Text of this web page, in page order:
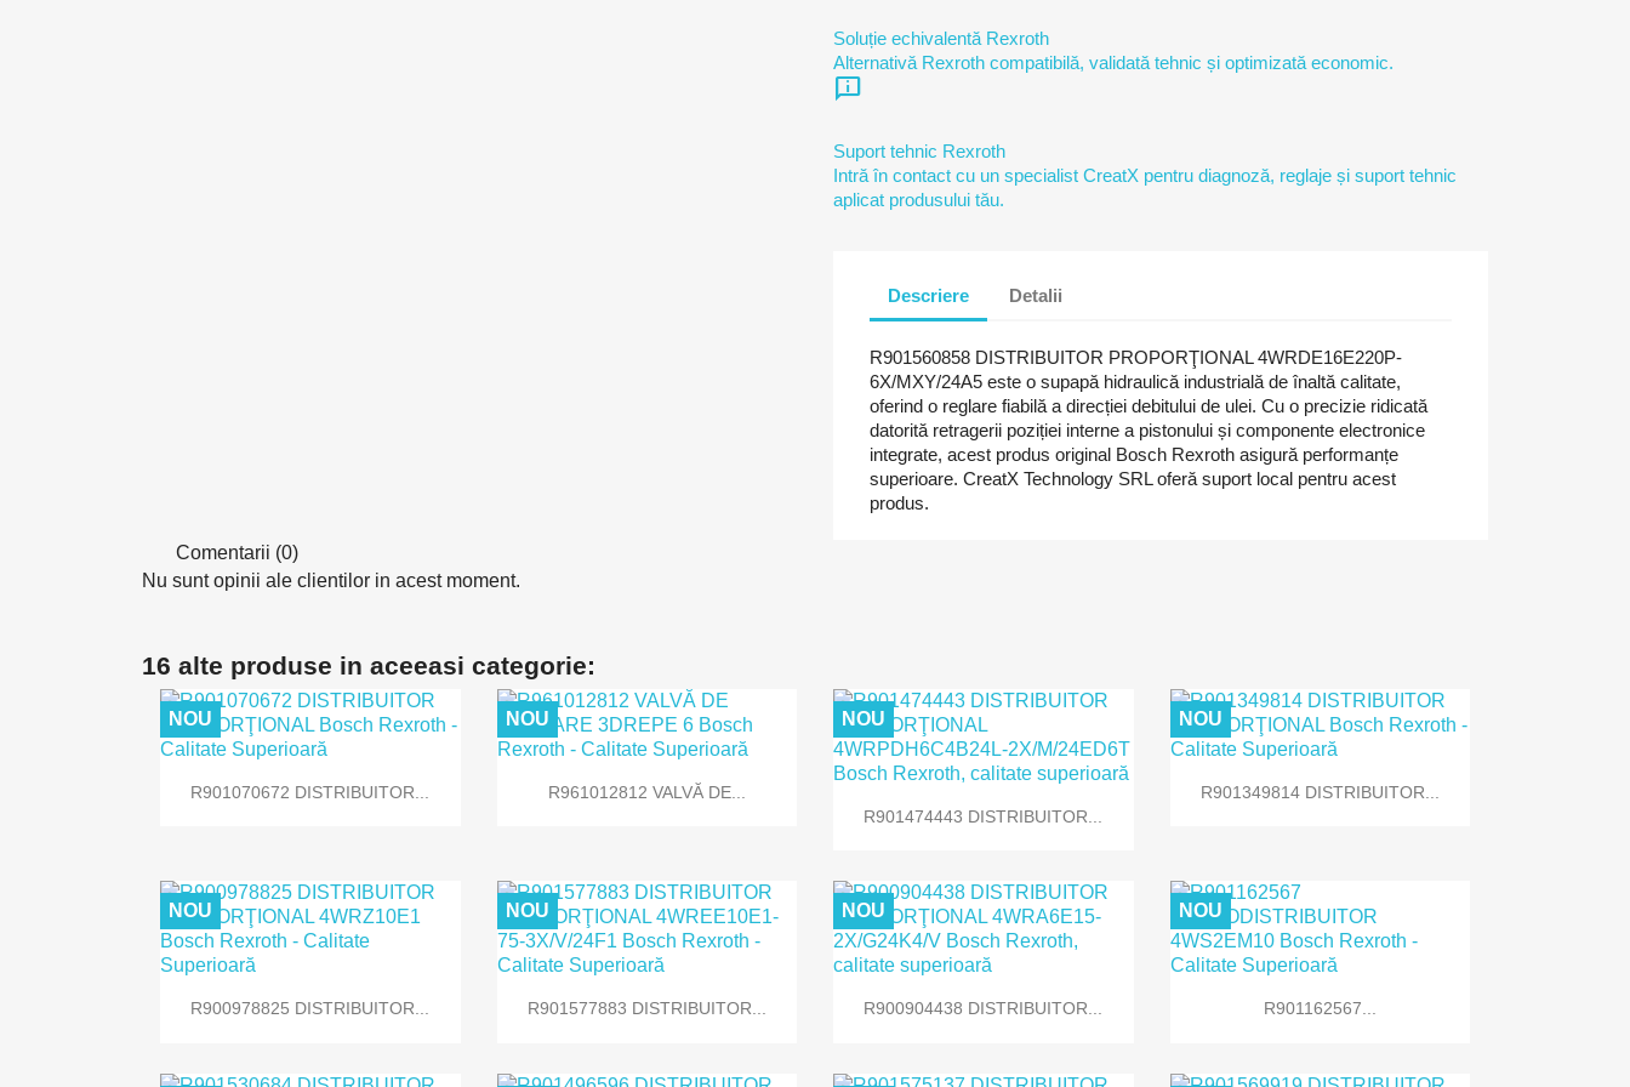
Soluție echivalentă Rexroth
Alternativă Rexroth compatibilă, validată tehnic și optimizată economic.
chat_info
Suport tehnic Rexroth
Intră în contact cu un specialist CreatX pentru diagnoză, reglaje și suport tehnic
aplicat produsului tău.
Descriere Detalii
R901560858 DISTRIBUITOR PROPORŢIONAL 4WRDE16E220P-
6X/MXY/24A5 este o supapă hidraulică industrială de înaltă calitate,
oferind o reglare fiabilă a direcției debitului de ulei. Cu o precizie ridicată
datorită retragerii poziției interne a pistonului și componente electronice
integrate, acest produs original Bosch Rexroth asigură performanțe
superioare. CreatX Technology SRL oferă suport local pentru acest
produs.
Comentarii (0)
Nu sunt opinii ale clientilor in acest moment.
16 alte produse in aceeasi categorie:
 Vizualizare rapida
R901070672 DISTRIBUITOR...
NOU
 Vizualizare rapida
R961012812 VALVĂ DE...
NOU
 Vizualizare rapida
R901474443 DISTRIBUITOR...
NOU
 Vizualizare rapida
R901349814 DISTRIBUITOR...
NOU
 Vizualizare rapida
R900978825 DISTRIBUITOR...
NOU
 Vizualizare rapida
R901577883 DISTRIBUITOR...
NOU
 Vizualizare rapida
R900904438 DISTRIBUITOR...
NOU
Vizualizare rapida
R901162567...
NOU